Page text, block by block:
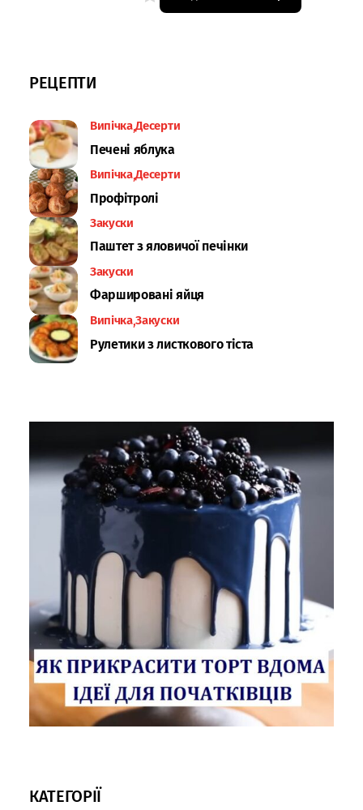
РЕЦЕПТИ
Випічка Десерти
Печені яблука
Випічка Десерти
Профітролі
Закуски
Паштет з яловичої печінки
Закуски
Фаршировані яйця
Випічка Закуски
Рулетики з листкового тіста
КАТЕГОРІЇ